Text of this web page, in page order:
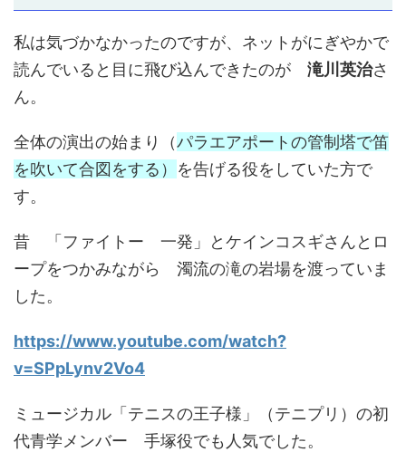
私は気づかなかったのですが、ネットがにぎやかで
読んでいると目に飛び込んできたのが 滝川英治さ
ん。
全体の演出の始まり（パラエアポートの管制塔で笛
を吹いて合図をする） を告げる役をしていた方で
す。
昔 「ファイトー 一発」とケインコスギさんとロ
ープをつかみながら 濁流の滝の岩場を渡っていま
した。
https://www.youtube.com/watch?
v=SPpLynv2Vo4
ミュージカル「テニスの王子様」（テニプリ）の初
代青学メンバー 手塚役でも人気でした。